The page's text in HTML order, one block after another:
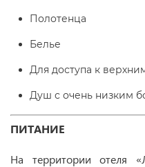
Полотенца
Белье
Для доступа к
Душ с очень низким
ПИТАНИЕ
На территории отеля